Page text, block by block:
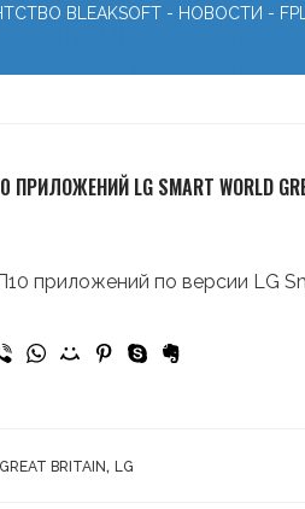
BLEAKSOFT - НОВОСТИ -
LG SMART WORLD
приложений по версии LG
GREAT BRITAIN, LG